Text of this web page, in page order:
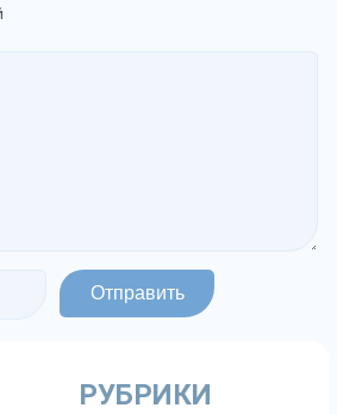
РУБРИКИ